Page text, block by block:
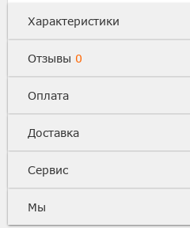
Характеристики
Отзывы 0
Оплата
Доставка
Сервис
Мы